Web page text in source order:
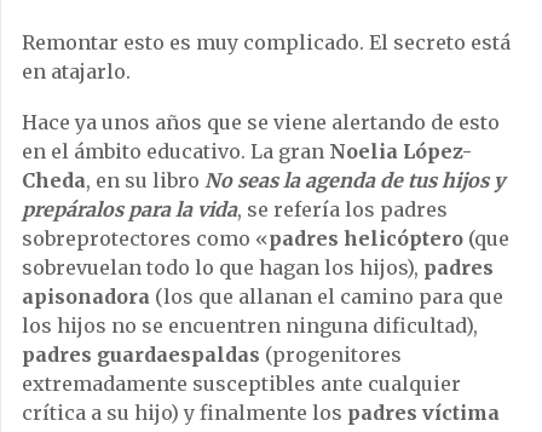
Remontar esto es muy complicado. El secreto está
en atajarlo.
Hace ya unos años que se viene alertando de esto
en el ámbito educativo. La gran Noelia López-
Cheda, en su libro No seas la agenda de tus hijos y
prepáralos para la vida, se refería los padres
sobreprotectores como «padres helicóptero (que
sobrevuelan todo lo que hagan los hijos), padres
apisonadora (los que allanan el camino para que
los hijos no se encuentren ninguna dificultad),
padres guardaespaldas (progenitores
extremadamente susceptibles ante cualquier
crítica a su hijo) y finalmente los padres víctima